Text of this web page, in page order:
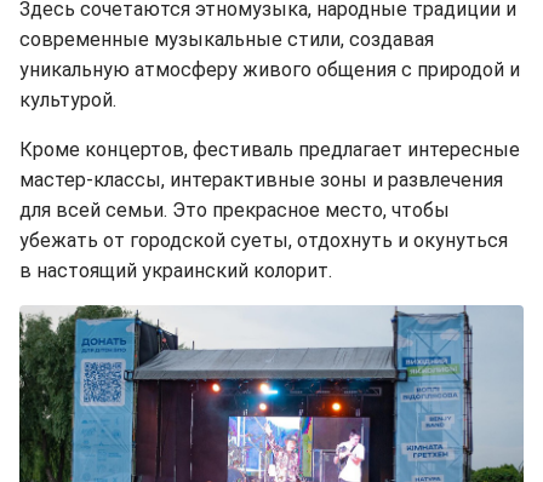
Здесь сочетаются этномузыка, народные традиции и
современные музыкальные стили, создавая
уникальную атмосферу живого общения с природой и
культурой.
Кроме концертов, фестиваль предлагает интересные
мастер-классы, интерактивные зоны и развлечения
для всей семьи. Это прекрасное место, чтобы
убежать от городской суеты, отдохнуть и окунуться
в настоящий украинский колорит.